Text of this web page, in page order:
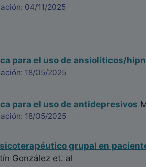
04/11/2025
para el uso de ansiolíticos/
18/05/2025
para el uso de antidepresivos
18/05/2025
grupal en
González et. al